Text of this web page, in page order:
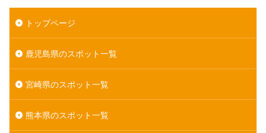
トップページ
鹿児島県のスポット一覧
宮崎県のスポット一覧
熊本県のスポット一覧